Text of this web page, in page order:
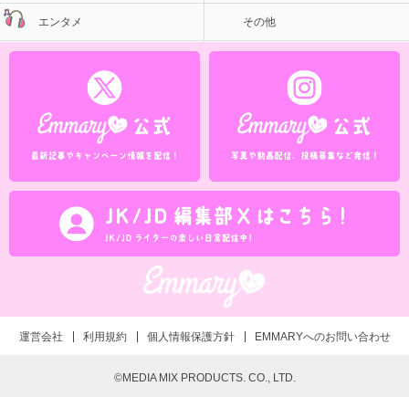
エンタメ その他
運営会社 利用規約 個人情報保護方針 EMMARYへのお問い合わせ
©MEDIA MIX PRODUCTS. CO., LTD.